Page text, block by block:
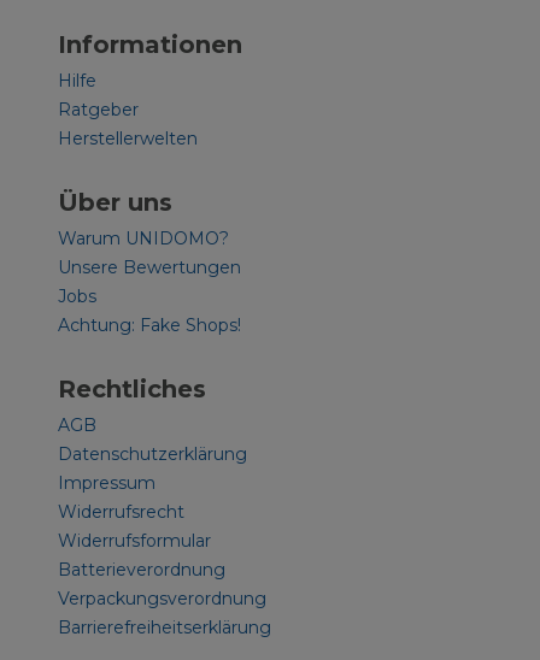
Informationen
Hilfe
Ratgeber
Herstellerwelten
Über uns
Warum UNIDOMO?
Unsere Bewertungen
Jobs
Achtung: Fake Shops!
Rechtliches
AGB
Datenschutzerklärung
Impressum
Widerrufsrecht
Widerrufsformular
Batterieverordnung
Verpackungsverordnung
Barrierefreiheitserklärung